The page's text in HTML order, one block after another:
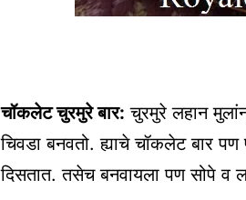
चॉकलेट चुरमुरे बार: चुरमुरे लहान
चिवडा बनवतो. ह्याचे चॉकलेट बार
दिसतात. तसेच बनवायला पण सोपे